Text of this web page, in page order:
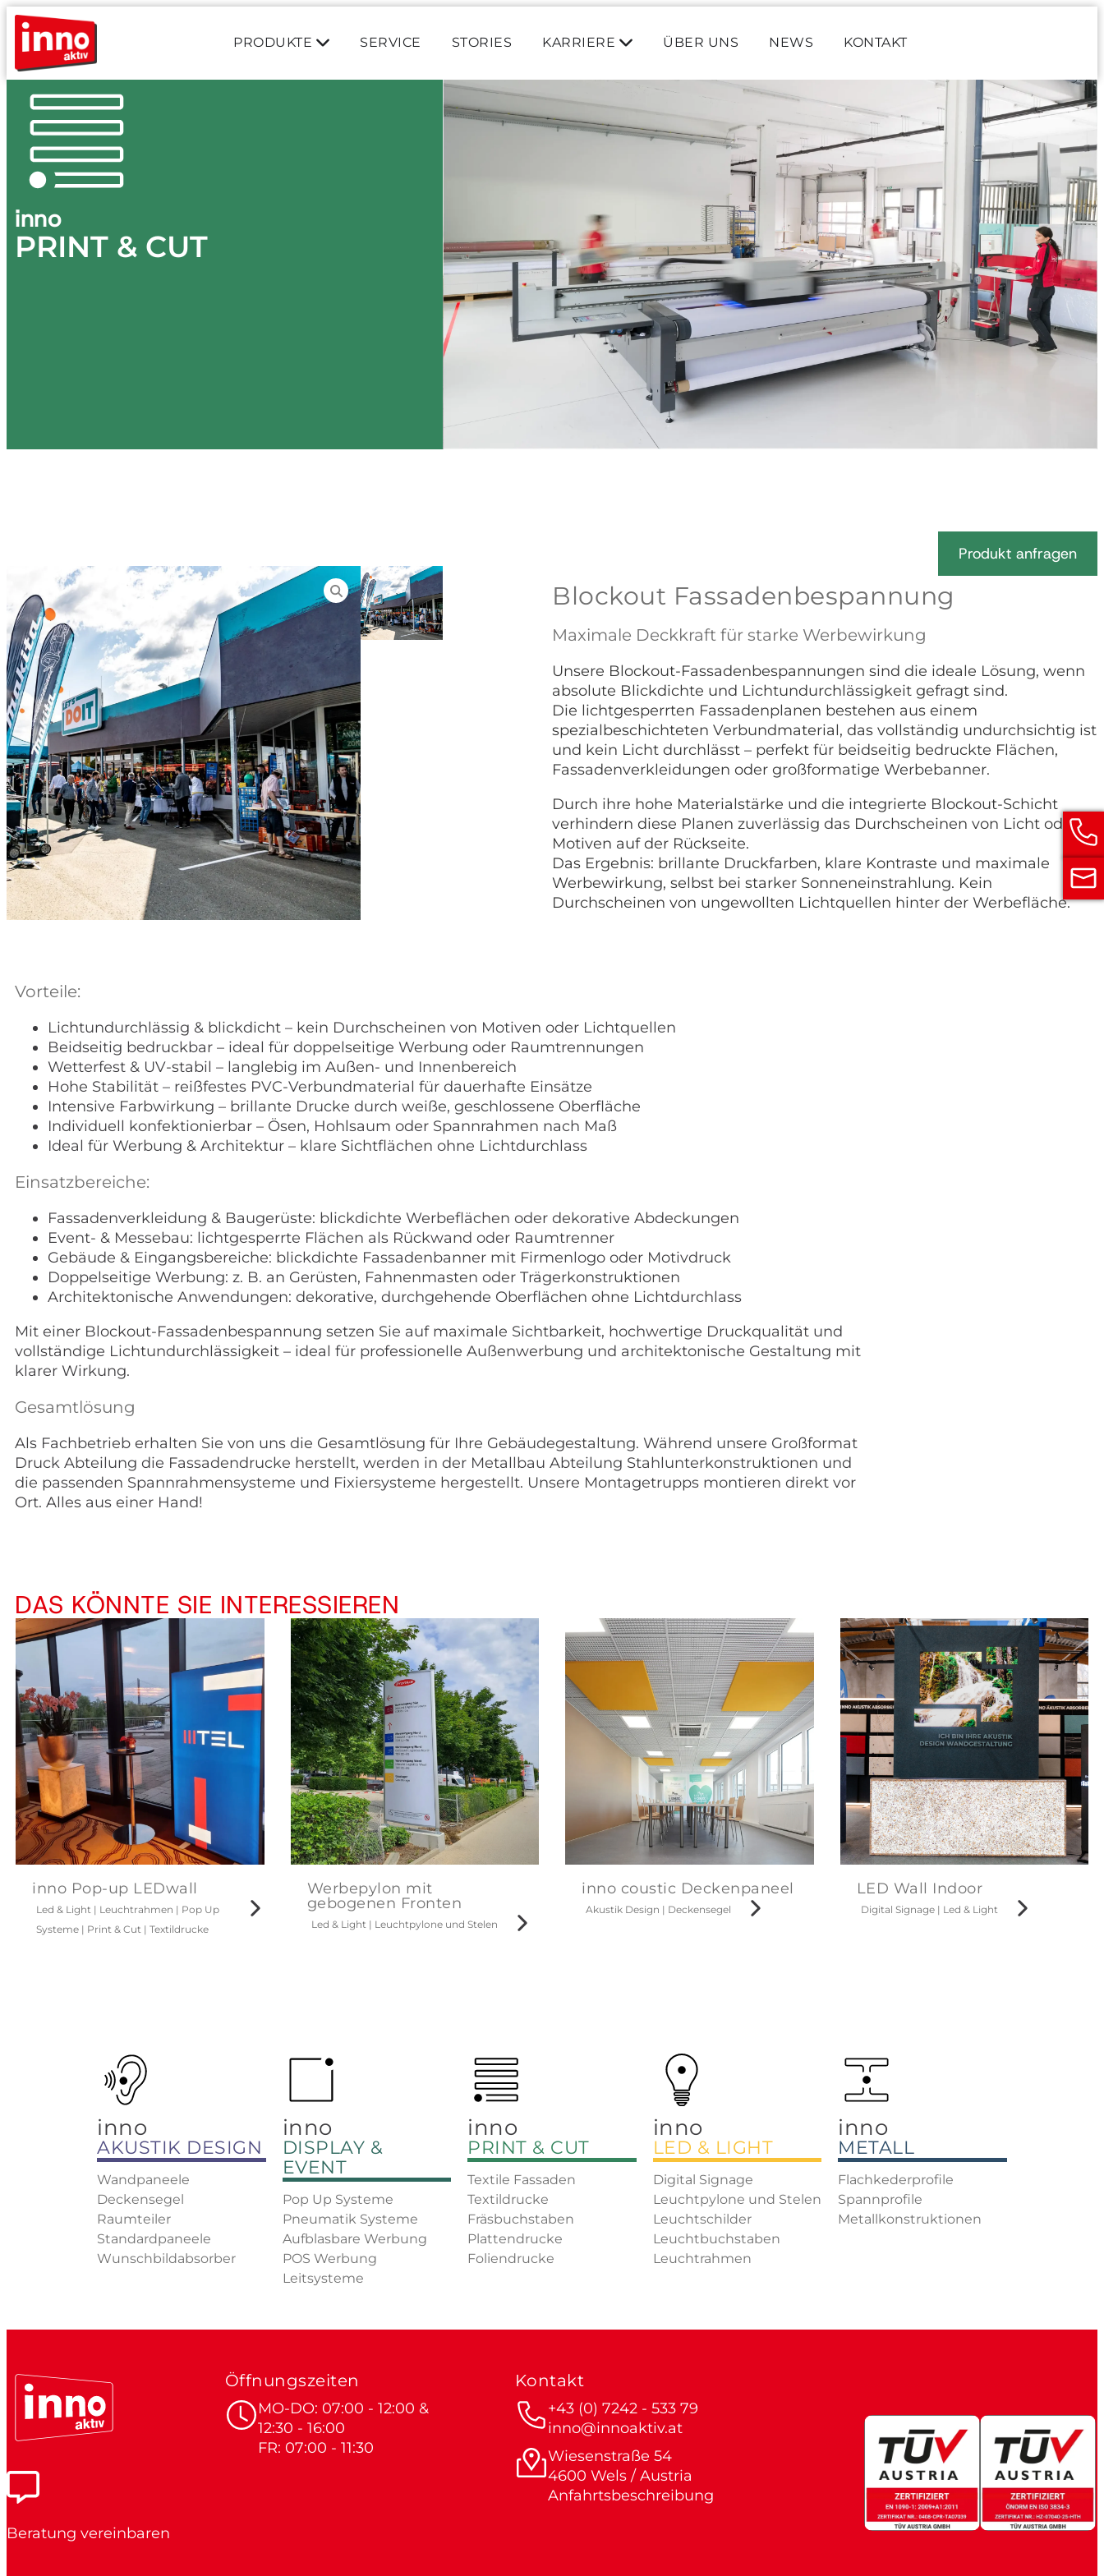
PRODUKTE SERVICE STORIES KARRIERE ÜBER UNS NEWS KONTAKT
inno
PRINT & CUT
Produkt anfragen
Blockout Fassadenbespannung
Maximale Deckkraft für starke Werbewirkung
Unsere Blockout-Fassadenbespannungen sind die ideale Lösung, wenn
absolute Blickdichte und Lichtundurchlässigkeit gefragt sind.
Die lichtgesperrten Fassadenplanen bestehen aus einem
spezialbeschichteten Verbundmaterial, das vollständig undurchsichtig ist
und kein Licht durchlässt – perfekt für beidseitig bedruckte Flächen,
Fassadenverkleidungen oder großformatige Werbebanner.
Durch ihre hohe Materialstärke und die integrierte Blockout-Schicht
verhindern diese Planen zuverlässig das Durchscheinen von Licht oder
Motiven auf der Rückseite.
Das Ergebnis: brillante Druckfarben, klare Kontraste und maximale
Werbewirkung, selbst bei starker Sonneneinstrahlung. Kein
Durchscheinen von ungewollten Lichtquellen hinter der Werbefläche.
Vorteile:
Lichtundurchlässig & blickdicht – kein Durchscheinen von Motiven oder Lichtquellen
Beidseitig bedruckbar – ideal für doppelseitige Werbung oder Raumtrennungen
Wetterfest & UV-stabil – langlebig im Außen- und Innenbereich
Hohe Stabilität – reißfestes PVC-Verbundmaterial für dauerhafte Einsätze
Intensive Farbwirkung – brillante Drucke durch weiße, geschlossene Oberfläche
Individuell konfektionierbar – Ösen, Hohlsaum oder Spannrahmen nach Maß
Ideal für Werbung & Architektur – klare Sichtflächen ohne Lichtdurchlass
Einsatzbereiche:
Fassadenverkleidung & Baugerüste: blickdichte Werbeflächen oder dekorative Abdeckungen
Event- & Messebau: lichtgesperrte Flächen als Rückwand oder Raumtrenner
Gebäude & Eingangsbereiche: blickdichte Fassadenbanner mit Firmenlogo oder Motivdruck
Doppelseitige Werbung: z. B. an Gerüsten, Fahnenmasten oder Trägerkonstruktionen
Architektonische Anwendungen: dekorative, durchgehende Oberflächen ohne Lichtdurchlass
Mit einer Blockout-Fassadenbespannung setzen Sie auf maximale Sichtbarkeit, hochwertige Druckqualität und
vollständige Lichtundurchlässigkeit – ideal für professionelle Außenwerbung und architektonische Gestaltung mit
klarer Wirkung.
Gesamtlösung
Als Fachbetrieb erhalten Sie von uns die Gesamtlösung für Ihre Gebäudegestaltung. Während unsere Großformat
Druck Abteilung die Fassadendrucke herstellt, werden in der Metallbau Abteilung Stahlunterkonstruktionen und
die passenden Spannrahmensysteme und Fixiersysteme hergestellt. Unsere Montagetrupps montieren direkt vor
Ort. Alles aus einer Hand!
DAS KÖNNTE SIE INTERESSIEREN
inno Pop-up LEDwall
Led & Light | Leuchtrahmen | Pop Up
Systeme | Print & Cut | Textildrucke
Werbepylon mit
gebogenen Fronten
Led & Light | Leuchtpylone und Stelen
inno coustic Deckenpaneel
Akustik Design | Deckensegel
LED Wall Indoor
Digital Signage| Led & Light
inno
AKUSTIK DESIGN
Wandpaneele
Deckensegel
Raumteiler
Standardpaneele
Wunschbildabsorber
inno
DISPLAY &
EVENT
Pop Up Systeme
Pneumatik Systeme
Aufblasbare Werbung
POS Werbung
Leitsysteme
inno
PRINT & CUT
Textile Fassaden
Textildrucke
Fräsbuchstaben
Plattendrucke
Foliendrucke
inno
LED & LIGHT
Digital Signage
Leuchtpylone und Stelen
Leuchtschilder
Leuchtbuchstaben
Leuchtrahmen
inno
METALL
Flachkederprofile
Spannprofile
Metallkonstruktionen
Beratung vereinbaren
Öffnungszeiten
MO-DO: 07:00 - 12:00 &
12:30 - 16:00
FR: 07:00 - 11:30
Kontakt
+43 (0) 7242 - 533 79
inno@innoaktiv.at
Wiesenstraße 54
4600 Wels / Austria
Anfahrtsbeschreibung